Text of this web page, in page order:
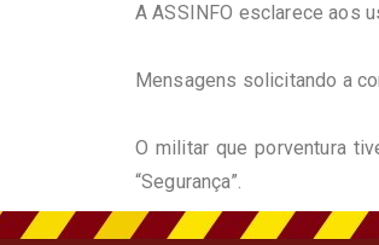
A ASSINFO esclarece aos
Mensagens solicitando a
O militar que porventura
“Segurança”.